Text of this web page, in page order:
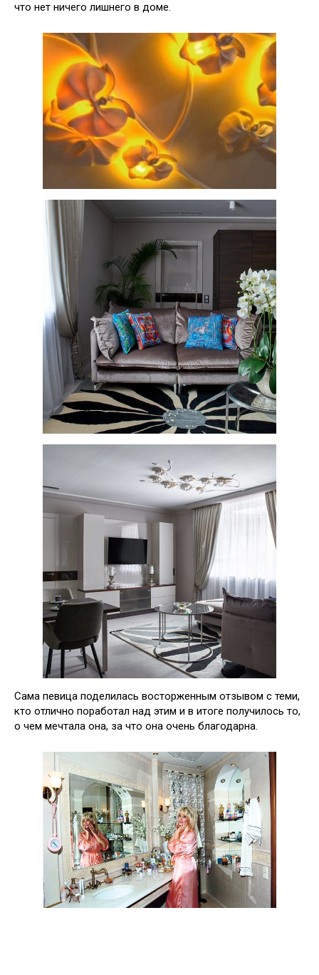
что нет ничего лишнего в доме.
Сама певица поделилась восторженным отзывом с теми,
кто отлично поработал над этим и в итоге получилось то,
о чем мечтала она, за что она очень благодарна.